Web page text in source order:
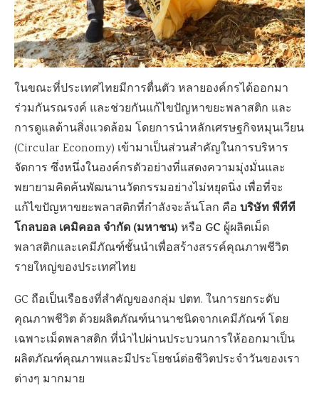
ในขณะที่ประเทศไทยมีการตื่นตัว หลายองค์กรได้ออกมา
ร่วมกันรณรงค์ และช่วยกันแก้ไขปัญหาขยะพลาสติก และ
การดูแลด้านสิ่งแวดล้อม โดยการนำหลักเศรษฐกิจหมุนเวียน
(Circular Economy) เข้ามาเป็นส่วนสำคัญในการบริหาร
จัดการ ซึ่งหนึ่งในองค์กรตัวอย่างที่แสดงความมุ่งมั่นและ
พยายามคิดค้นพัฒนานวัตกรรมอย่างไม่หยุดนิ่ง เพื่อที่จะ
แก้ไขปัญหาขยะพลาสติกที่กำลังจะล้นโลก คือ บริษัท พีทีที
โกลบอล เคมิคอล จำกัด (มหาชน) หรือ GC ผู้ผลิตเม็ด
พลาสติกและเคมีภัณฑ์ชั้นนำเพื่อสร้างสรรค์คุณภาพชีวิต
รายใหญ่ของประเทศไทย
GC ถือเป็นเรือธงที่สำคัญของกลุ่ม ปตท. ในการยกระดับ
คุณภาพชีวิต ด้วยผลิตภัณฑ์นานาชนิดจากเคมีภัณฑ์ โดย
เฉพาะเม็ดพลาสติก ที่นำไปผ่านประบวนการให้ออกมาเป็น
ผลิตภัณฑ์คุณภาพและมีประโยชน์ต่อชีวิตประจำวันของเรา
ต่างๆ มากมาย